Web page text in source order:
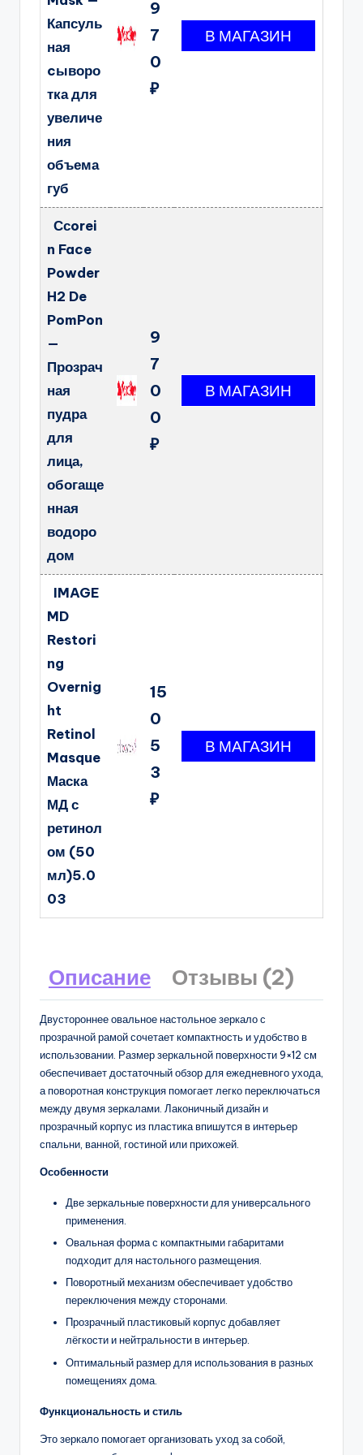
Капсуль
ная
cыворо
тка для
увеличе
ния
объема
губ
9
7
0
₽
Ссorei
n Face
Powder
H2 De
PomPon
—
Прозрач
ная
пудра
для
лица,
обогаще
нная
водоро
дом
9
7
0
0
₽
IMAGE
MD
Restori
ng
Overnig
ht
Retinol
Masque
Маска
МД с
ретинол
ом (50
мл)5.0
03
15
0
5
3
₽
Описание Отзывы (2)
Двустороннее овальное настольное зеркало с
прозрачной рамой сочетает компактность и удобство в
использовании. Размер зеркальной поверхности 9×12 см
обеспечивает достаточный обзор для ежедневного ухода,
а поворотная конструкция помогает легко переключаться
между двумя зеркалами. Лаконичный дизайн и
прозрачный корпус из пластика впишутся в интерьер
спальни, ванной, гостиной или прихожей.
Особенности
Две зеркальные поверхности для универсального
применения.
Овальная форма с компактными габаритами
подходит для настольного размещения.
Поворотный механизм обеспечивает удобство
переключения между сторонами.
Прозрачный пластиковый корпус добавляет
лёгкости и нейтральности в интерьер.
Оптимальный размер для использования в разных
помещениях дома.
Функциональность и стиль
Это зеркало помогает организовать уход за собой,